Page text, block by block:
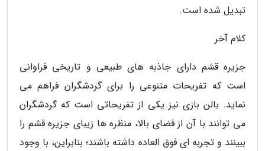
تبدیل شده است.
کلام آخر
جزیره قشم دارای جاذبه های طبیعی و تاریخی فراوانی
است که تفریحات متنوعی را برای گردشگران فراهم می
نماید. بالن بازی نیز یکی از تفریحاتی است که گردشگران
می توانند با آن از فضای بالا، منظره ها زیبای جزیره قشم را
ببینند و تجربه ای فوق العاده داشته باشند؛ بنابراین، با وجود